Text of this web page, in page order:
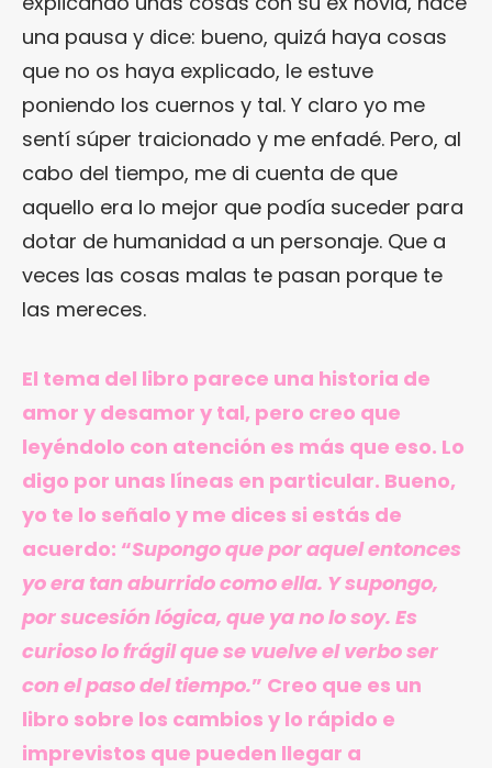
una pausa y dice: bueno, quizá haya cosas
que no os haya explicado, le estuve
poniendo los cuernos y tal. Y claro yo me
sentí súper traicionado y me enfadé. Pero, al
cabo del tiempo, me di cuenta de que
aquello era lo mejor que podía suceder para
dotar de humanidad a un personaje. Que a
veces las cosas malas te pasan porque te
las mereces.
El tema del libro parece una historia de
amor y desamor y tal, pero creo que
leyéndolo con atención es más que eso. Lo
digo por unas líneas en particular. Bueno,
yo te lo señalo y me dices si estás de
acuerdo: “Supongo que por aquel entonces
yo era tan aburrido como ella. Y supongo,
por sucesión lógica, que ya no lo soy. Es
curioso lo frágil que se vuelve el verbo ser
con el paso del tiempo.” Creo que es un
libro sobre los cambios y lo rápido e
imprevistos que pueden llegar a